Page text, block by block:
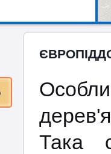
Така